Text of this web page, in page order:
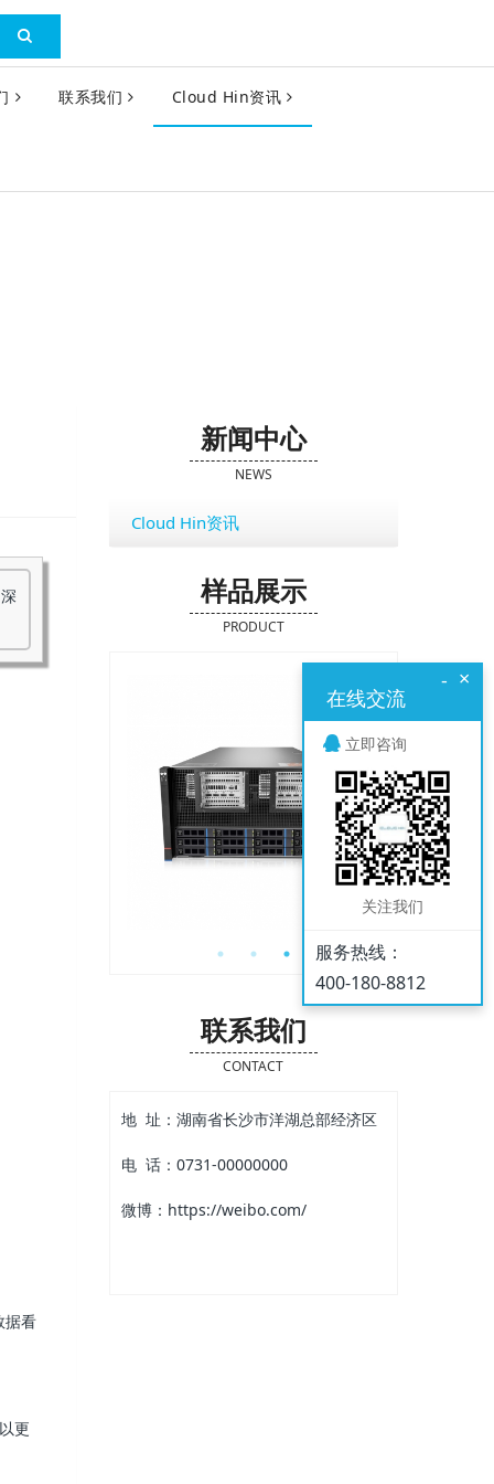
联系我们 Cloud Hin资讯
据看
更
新闻中心
NEWS
Cloud Hin资讯
样品展示
PRODUCT
联系我们
CONTACT
地 址：湖南省长沙市洋湖总部经济区
电 话：0731-00000000
微博：https://weibo.com/
×
-
在线交流
立即咨询
关注我们
服务热线：
400-180-8812